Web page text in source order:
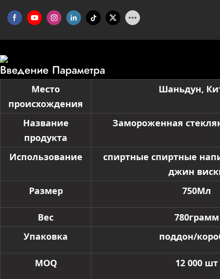
Введение Параметра
Место
происхождения
Шаньдун,
Название
продукта
Замороженная
Использование
спиртные спиртные
джин
Размер
750Мл
Вес
780грамм
Упаковка
поддон/
MOQ 12 000 шт